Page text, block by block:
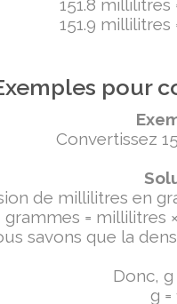
151.8 millilitres
151.9 millilitres
pour
Convertissez
de millilitres en
grammes = millilitres
savons que la
Donc, g
g =